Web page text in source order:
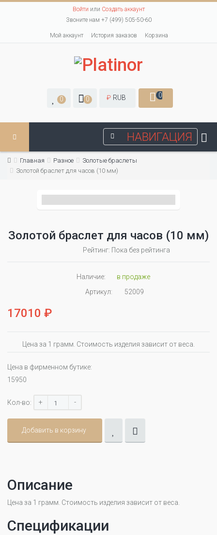
Войти или Создать аккаунт
Звоните нам +7 (499) 505-50-60
Мой аккаунт История заказов Корзина
0 0 ₽ RUB 0
НАВИГАЦИЯ
Главная Разное
Золотые браслеты
Золотой браслет для часов (10 мм)
Золотой браслет для часов (10 мм)
Рейтинг: Пока без рейтинга
Наличие:
в продаже
Артикул:
52009
17010 ₽
Цена за 1 грамм. Стоимость изделия зависит от веса.
Цена в фирменном бутике:
15950
Кол-во: + -
Добавить в корзину
Описание
Цена за 1 грамм. Стоимость изделия зависит от веса.
Спецификации